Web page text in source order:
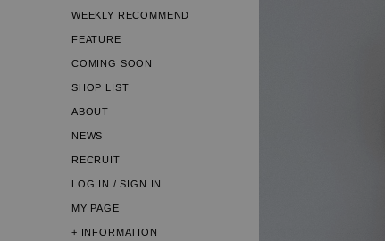
WEEKLY RECOMMEND
FEATURE
COMING SOON
SHOP LIST
ABOUT
NEWS
RECRUIT
LOG IN / SIGN IN
MY PAGE
+ INFORMATION